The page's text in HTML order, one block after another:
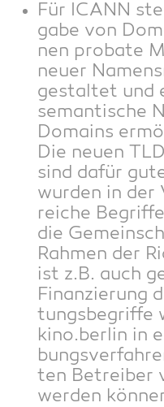
Für ICANN
ga­be von
nen pro­ba­te
neu­er
gestal­tet und
seman­ti­sche
Domains
Die neu­en
sind dafür
wur­den in
rei­che
die
Rah­men der
ist z.B. auch
Finan­zie­rung
tungs­be­grif­fe
kino.berlin in
ten Betrei­ber
wer­den